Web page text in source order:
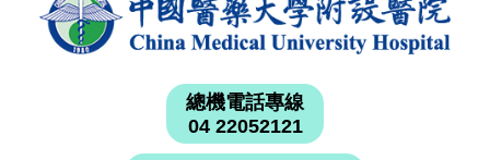
總機電話專線
04 22052121